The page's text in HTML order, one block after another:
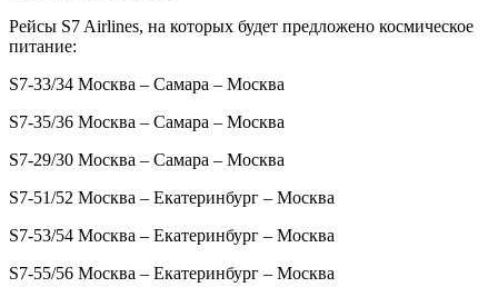
Рейсы S7 Airlines, на которых будет предложено космическое
питание:
S7-33/34 Москва – Самара – Москва
S7-35/36 Москва – Самара – Москва
S7-29/30 Москва – Самара – Москва
S7-51/52 Москва – Екатеринбург – Москва
S7-53/54 Москва – Екатеринбург – Москва
S7-55/56 Москва – Екатеринбург – Москва